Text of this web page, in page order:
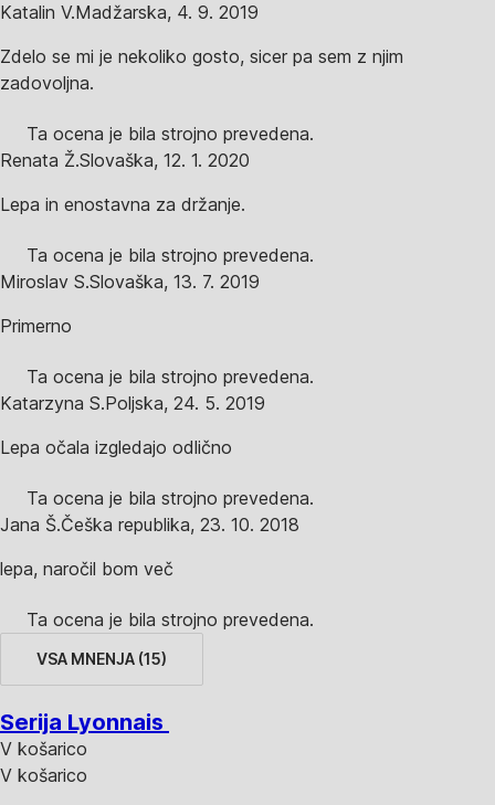
Katalin V.Madžarska, 4. 9. 2019
Zdelo se mi je nekoliko gosto, sicer pa sem z njim
zadovoljna.
Ta ocena je bila strojno prevedena.
Renata Ž.Slovaška, 12. 1. 2020
Lepa in enostavna za držanje.
Ta ocena je bila strojno prevedena.
Miroslav S.Slovaška, 13. 7. 2019
Primerno
Ta ocena je bila strojno prevedena.
Katarzyna S.Poljska, 24. 5. 2019
Lepa očala izgledajo odlično
Ta ocena je bila strojno prevedena.
Jana Š.Češka republika, 23. 10. 2018
lepa, naročil bom več
Ta ocena je bila strojno prevedena.
VSA MNENJA (15)
Serija Lyonnais
V košarico
V košarico